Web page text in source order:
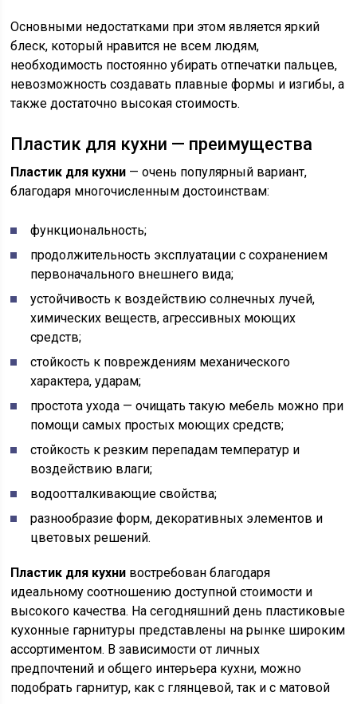
Основными недостатками при этом является яркий
блеск, который нравится не всем людям,
необходимость постоянно убирать отпечатки пальцев,
невозможность создавать плавные формы и изгибы, а
также достаточно высокая стоимость.
Пластик для кухни — преимущества
Пластик для кухни — очень популярный вариант,
благодаря многочисленным достоинствам:
функциональность;
продолжительность эксплуатации с сохранением
первоначального внешнего вида;
устойчивость к воздействию солнечных лучей,
химических веществ, агрессивных моющих
средств;
стойкость к повреждениям механического
характера, ударам;
простота ухода — очищать такую мебель можно при
помощи самых простых моющих средств;
стойкость к резким перепадам температур и
воздействию влаги;
водоотталкивающие свойства;
разнообразие форм, декоративных элементов и
цветовых решений.
Пластик для кухни востребован благодаря
идеальному соотношению доступной стоимости и
высокого качества. На сегодняшний день пластиковые
кухонные гарнитуры представлены на рынке широким
ассортиментом. В зависимости от личных
предпочтений и общего интерьера кухни, можно
подобрать гарнитур, как с глянцевой, так и с матовой